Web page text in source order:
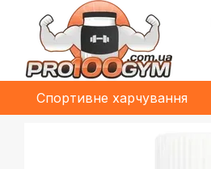
Перейти до основного контенту
Спортивне харчування